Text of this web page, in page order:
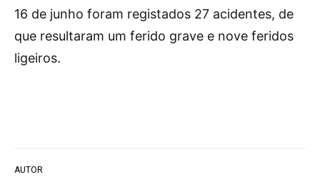
AUTOR
16 de junho foram registados 27 acidentes, de
que resultaram um ferido grave e nove feridos
ligeiros.